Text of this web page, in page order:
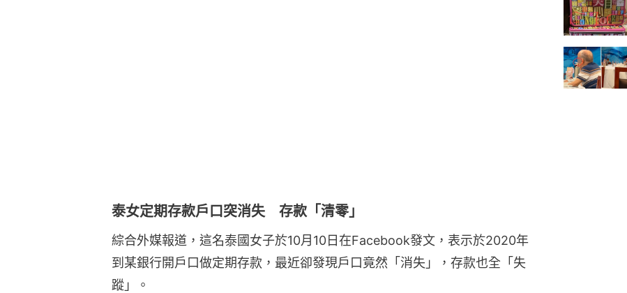
泰女定期存款戶口突消失 存款「清零」
綜合外媒報道，這名泰國女子於10月10日在Facebook發文，表示於2020年
到某銀行開戶口做定期存款，最近卻發現戶口竟然「消失」，存款也全「失
蹤」。